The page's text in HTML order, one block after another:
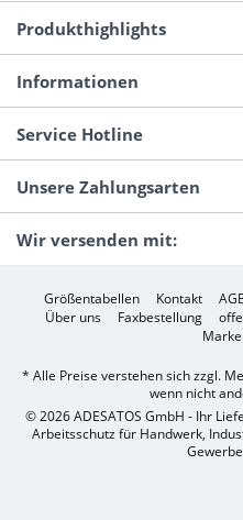
Produkthighlights
Informationen
Service Hotline
Unsere Zahlungsarten
Wir versenden mit:
Größentabellen Kontakt
Über uns
Faxbestellung
* Alle Preise verstehen sich zzgl.
wenn nicht
© 2026 ADESATOS GmbH - Ihr
Arbeitsschutz für Handwerk,